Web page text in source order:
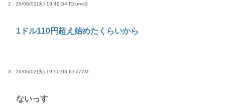
2 : 26/06/02(火) 19:49:54 ID:umc9
1ドル110円超え始めたくらいから
3 : 26/06/02(火) 19:50:03 ID:777M
ないっす